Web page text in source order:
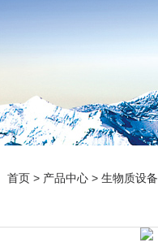
首页 > 产品中心 > 生物质设备